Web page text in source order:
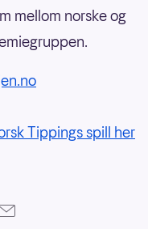
mellom norske og
Tippings spill her